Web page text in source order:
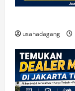
usahadagang